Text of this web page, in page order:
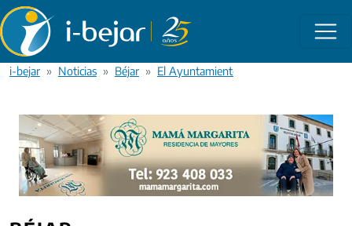
Pasar al contenido principal
i-bejar Noticias Béjar El Ayuntamiento de Béjar sancionará